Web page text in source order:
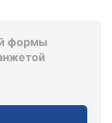
формы